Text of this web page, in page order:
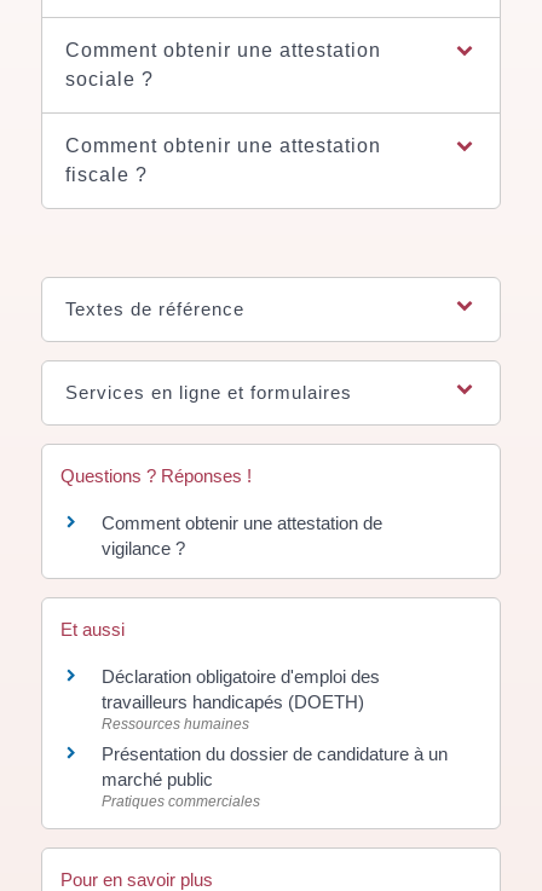
Comment obtenir une attestation
sociale ?
Comment obtenir une attestation
fiscale ?
Textes de référence
Services en ligne et formulaires
Questions ? Réponses !
Comment obtenir une attestation de
vigilance ?
Et aussi
Déclaration obligatoire d'emploi des
travailleurs handicapés (DOETH)
Ressources humaines
Présentation du dossier de candidature à un
marché public
Pratiques commerciales
Pour en savoir plus